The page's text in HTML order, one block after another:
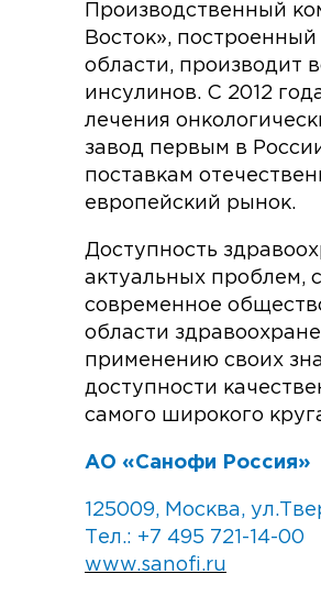
Производственный
Восток»,
области, произ­водит
инсулинов. С 2012
лечения
завод первым в
поставкам
европейский рынок.
Доступность
акту­альных проблем,
современное
области
применению своих
доступности
самого широкого
АО «Санофи Россия»
125009, Москва,
Тел.: +7 495 721-14-00
www.sanofi.ru